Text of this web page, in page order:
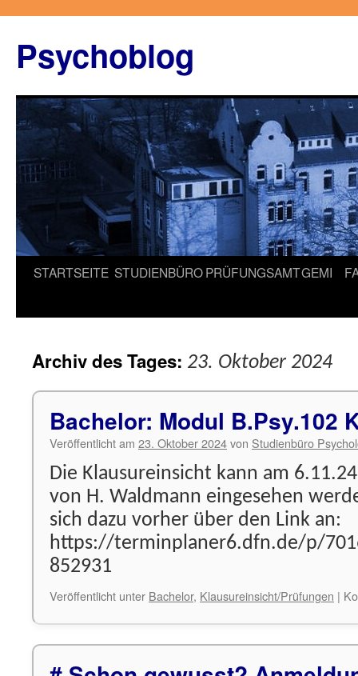
springen
Psychoblog
STARTSEITE STUDIENBÜROPRÜFUNGSAMTGEMI
Archiv des Tages: 23. Oktober 2024
Bachelor: Modul B.Psy.102
Veröffentlicht am 23. Oktober 2024von Studienbüro
Die Klausureinsicht kann am
von H. Waldmann eingesehen
sich dazu vorher über den Link an:
https://terminplaner6.dfn.de/p/
852931
Veröffentlicht unter Bachelor, Klausureinsicht/Prüfungen |